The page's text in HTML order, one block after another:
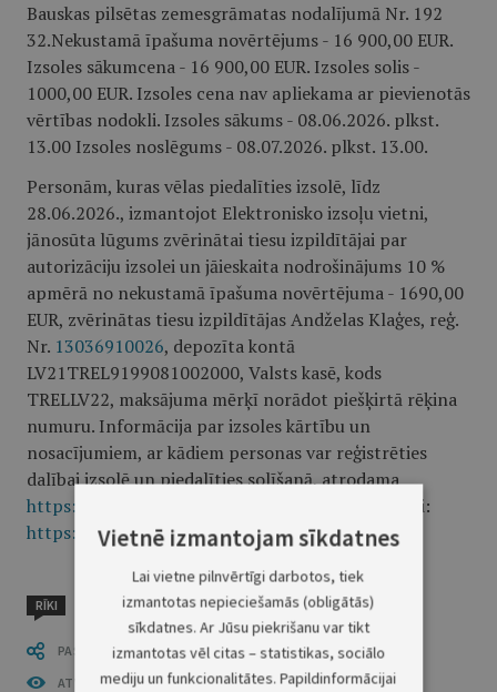
Bauskas pilsētas zemesgrāmatas nodalījumā Nr. 192
32.Nekustamā īpašuma novērtējums - 16 900,00 EUR.
Izsoles sākumcena - 16 900,00 EUR. Izsoles solis -
1000,00 EUR. Izsoles cena nav apliekama ar pievienotās
vērtības nodokli. Izsoles sākums - 08.06.2026. plkst.
13.00 Izsoles noslēgums - 08.07.2026. plkst. 13.00.
Personām, kuras vēlas piedalīties izsolē, līdz
28.06.2026., izmantojot Elektronisko izsoļu vietni,
jānosūta lūgums zvērinātai tiesu izpildītājai par
autorizāciju izsolei un jāieskaita nodrošinājums 10 %
apmērā no nekustamā īpašuma novērtējuma - 1690,00
EUR, zvērinātas tiesu izpildītājas Andželas Klaģes, reģ.
Nr. 13036910026, depozīta kontā
LV21TREL9199081002000, Valsts kasē, kods
TRELLV22, maksājuma mērķī norādot piešķirtā rēķina
numuru. Informācija par izsoles kārtību un
nosacījumiem, ar kādiem personas var reģistrēties
dalībai izsolē un piedalīties solīšanā, atrodama
https://izsoles.ta.gov.lv
. Izsoles norises noteikumi:
https://izsoles.ta.gov.lv/lietosanas-noteikumi.
RĪKI
PASTĀSTI CITIEM
ATVĒRT PUBLIKĀCIJU (PDF)
Vietnē izmantojam sīkdatnes
Lai vietne pilnvērtīgi darbotos, tiek
izmantotas nepieciešamās (obligātās)
sīkdatnes. Ar Jūsu piekrišanu var tikt
izmantotas vēl citas – statistikas, sociālo
mediju un funkcionalitātes. Papildinformācijai